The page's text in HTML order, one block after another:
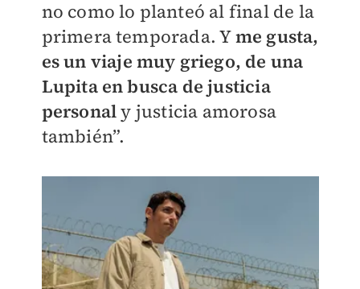
no como lo planteó al final de la
primera temporada. Yme gusta,
es un viaje muy griego, de una
Lupita en busca de justicia
personaly justicia amorosa
también”.